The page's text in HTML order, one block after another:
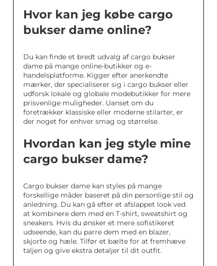
Hvor kan jeg købe cargo
bukser dame online?
Du kan finde et bredt udvalg af cargo bukser
dame på mange online-butikker og e-
handelsplatforme. Kigger efter anerkendte
mærker, der specialiserer sig i cargo bukser eller
udforsk lokale og globale modebutikker for mere
prisvenlige muligheder. Uanset om du
foretrækker klassiske eller moderne stilarter, er
der noget for enhver smag og størrelse.
Hvordan kan jeg style mine
cargo bukser dame?
Cargo bukser dame kan styles på mange
forskellige måder baseret på din personlige stil og
anledning. Du kan gå efter et afslappet look ved
at kombinere dem med en T-shirt, sweatshirt og
sneakers. Hvis du ønsker et mere sofistikeret
udseende, kan du parre dem med en blazer,
skjorte og hæle. Tilfør et bælte for at fremhæve
taljen og give ekstra detaljer til dit outfit.